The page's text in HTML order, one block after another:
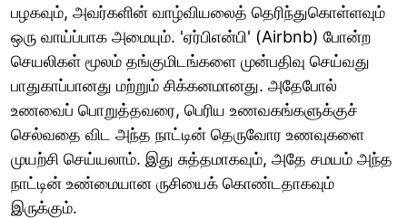
பழகவும், அவர்களின் வாழ்வியலைத் தெரிந்துகொள்ளவும்
ஒரு வாய்ப்பாக அமையும். 'ஏர்பிஎன்பி' (Airbnb) போன்ற
செயலிகள் மூலம் தங்குமிடங்களை முன்பதிவு செய்வது
பாதுகாப்பானது மற்றும் சிக்கனமானது. அதேபோல்
உணவைப் பொறுத்தவரை, பெரிய உணவகங்களுக்குச்
செல்வதை விட அந்த நாட்டின் தெருவோர உணவுகளை
முயற்சி செய்யலாம். இது சுத்தமாகவும், அதே சமயம் அந்த
நாட்டின் உண்மையான ருசியைக் கொண்டதாகவும்
இருக்கும்.